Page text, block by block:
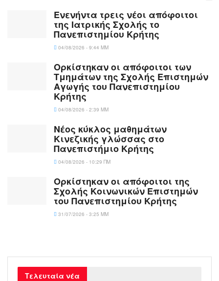
Ενενήντα τρεις νέοι απόφοιτοι
της Ιατρικής Σχολής το
Πανεπιστημίου Κρήτης
04/08/2026 - 9:44 ΜΜ
Ορκίστηκαν οι απόφοιτοι των
Τμημάτων της Σχολής Επιστημών
Αγωγής του Πανεπιστημίου
Κρήτης
04/08/2026 - 2:39 ΜΜ
Νέος κύκλος μαθημάτων
Κινεζικής γλώσσας στο
Πανεπιστήμιο Κρήτης
04/08/2026 - 10:29 ΠΜ
Ορκίστηκαν οι απόφοιτοι της
Σχολής Κοινωνικών Επιστημών
του Πανεπιστημίου Κρήτης
31/07/2026 - 3:25 ΜΜ
Τελευταία νέα